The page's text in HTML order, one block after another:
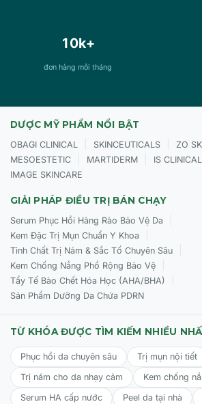
10k+
đơn hàng mỗi tháng
DƯỢC MỸ PHẨM NỔI BẬT
OBAGI CLINICAL SKINCEUTICALS ZO
MESOESTETIC MARTIDERM IS CLINICAL
IMAGE SKINCARE
GIẢI PHÁP ĐIỀU TRỊ BÁN CHẠY
Serum Phục Hồi Hàng Rào Bảo Vệ Da
Kem Đặc Trị Mụn Chuẩn Y Khoa
Tinh Chất Trị Nám & Sắc Tố Chuyên Sâu
Kem Chống Nắng Phổ Rộng Bảo Vệ
Tẩy Tế Bào Chết Hóa Học (AHA/BHA)
Sản Phẩm Dưỡng Da Chứa PDRN
TỪ KHÓA ĐƯỢC TÌM KIẾM NHIỀU
Phục hồi da chuyên sâu
Trị mụn nội tiết
Trị nám cho da nhạy cảm
Kem chống
Serum HA cấp nước
Peel da tại nhà